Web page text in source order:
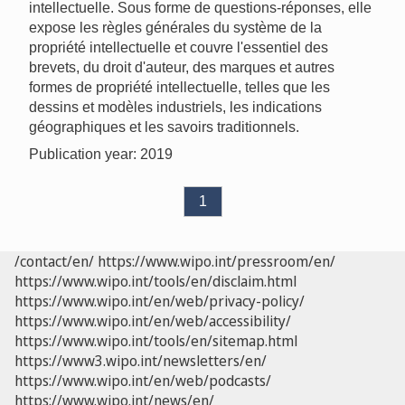
intellectuelle. Sous forme de questions-réponses, elle
expose les règles générales du système de la
propriété intellectuelle et couvre l'essentiel des
brevets, du droit d'auteur, des marques et autres
formes de propriété intellectuelle, telles que les
dessins et modèles industriels, les indications
géographiques et les savoirs traditionnels.
Publication year: 2019
1
/contact/en/ https://www.wipo.int/pressroom/en/
https://www.wipo.int/tools/en/disclaim.html
https://www.wipo.int/en/web/privacy-policy/
https://www.wipo.int/en/web/accessibility/
https://www.wipo.int/tools/en/sitemap.html
https://www3.wipo.int/newsletters/en/
https://www.wipo.int/en/web/podcasts/
https://www.wipo.int/news/en/